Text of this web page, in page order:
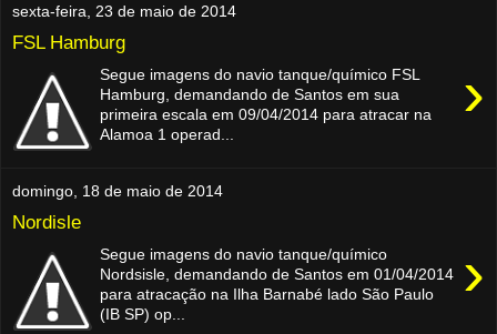
sexta-feira, 23 de maio de 2014
FSL Hamburg
›
Segue imagens do navio tanque/químico FSL
Hamburg, demandando de Santos em sua
primeira escala em 09/04/2014 para atracar na
Alamoa 1 operad...
domingo, 18 de maio de 2014
Nordisle
›
Segue imagens do navio tanque/químico
Nordsisle, demandando de Santos em 01/04/2014
para atracação na Ilha Barnabé lado São Paulo
(IB SP) op...